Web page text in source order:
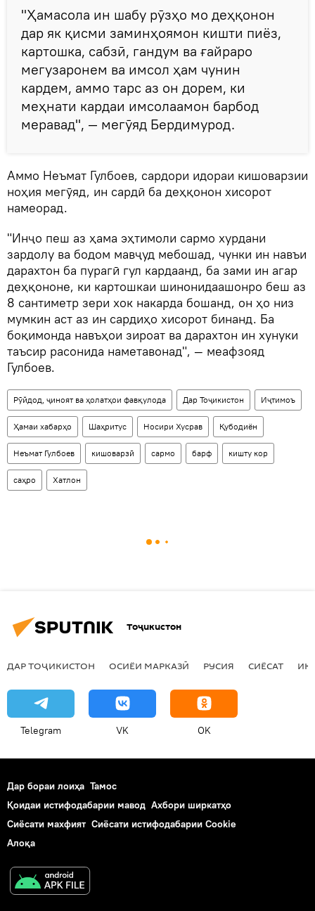
"Ҳамасола ин шабу рӯзҳо мо деҳқонон
дар як қисми заминҳоямон кишти пиёз,
картошка, сабзӣ, гандум ва ғайраро
мегузаронем ва имсол ҳам чунин
кардем, аммо тарс аз он дорем, ки
меҳнати кардаи имсолаамон барбод
меравад", — мегӯяд Бердимурод.
Аммо Неъмат Гулбоев, сардори идораи кишоварзии
ноҳия мегӯяд, ин сардӣ ба деҳқонон хисорот
намеорад.
"Инҷо пеш аз ҳама эҳтимоли сармо хурдани
зардолу ва бодом мавҷуд мебошад, чунки ин навъи
дарахтон ба пурагӣ гул кардаанд, ба зами ин агар
деҳқононе, ки картошкаи шинонидаашонро беш аз
8 сантиметр зери хок накарда бошанд, он ҳо низ
мумкин аст аз ин сардиҳо хисорот бинанд. Ба
боқимонда навъҳои зироат ва дарахтон ин хунуки
таъсир расонида наметавонад", — меафзояд
Гулбоев.
Рӯйдод, ҷиноят ва ҳолатҳои фавқулода Дар Тоҷикистон Иҷтимоъ
Ҳамаи хабарҳо Шаҳритус Носири Хусрав Қубодиён
Неъмат Гулбоев кишоварзӣ сармо барф кишту кор
саҳро Хатлон
Тоҷикистон
ДАР ТОҶИКИСТОН ОСИЁИ МАРКАЗӢ РУСИЯ СИЁСАТ
Telegram VK OK
Дар бораи лоиҳа Тамос
Қоидаи истифодабарии мавод Ахбори ширкатҳо
Сиёсати махфият Сиёсати истифодабарии Cookie
Алоқа